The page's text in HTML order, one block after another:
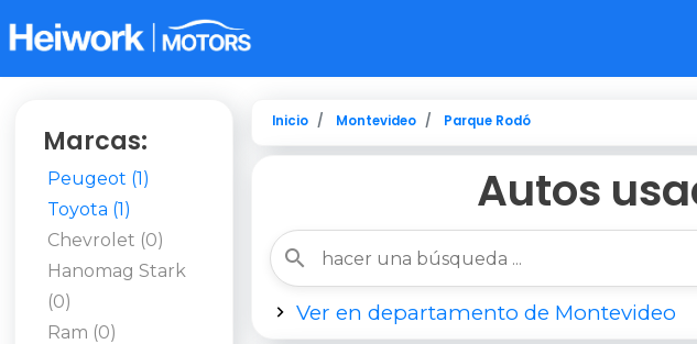
Marcas:
Peugeot (1)
Toyota (1)
Chevrolet (0)
Hanomag Stark
(0)
Ram (0)
Inicio Montevideo Parque Rodó
Autos
Ver en departamento de Montevideo